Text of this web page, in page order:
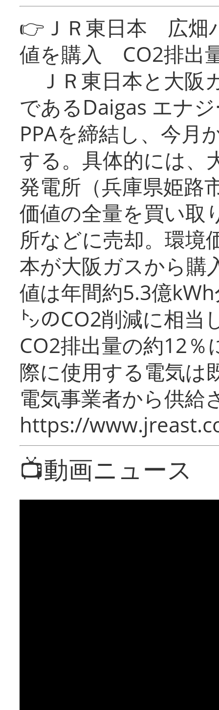
👉ＪＲ東日本 広畑
値を購入 CO2排出
ＪＲ東日本と大阪
であるDaigas エナ
PPAを締結し、今月
する。具体的には、
発電所（兵庫県姫路
価値の全量を買い取
所などに売却。環境
本が大阪ガスから購
値は年間約5.3億
㌧のCO2削減に相当
CO2排出量の約12％
際に使用する電気は
電気事業者から供給
https://
📺動画ニュース